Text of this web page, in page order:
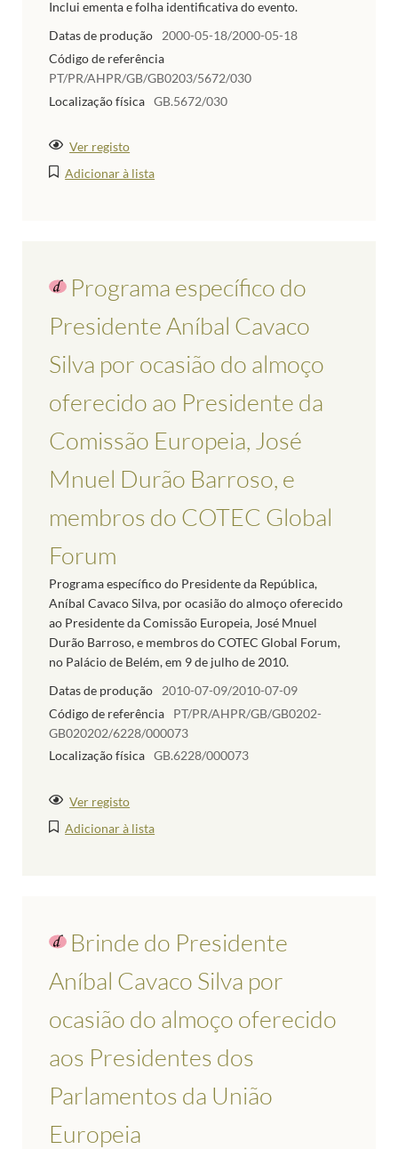
Inclui ementa e folha identificativa do evento.
Datas de produção
2000-05-18/2000-05-18
Código de referência
PT/PR/AHPR/GB/GB0203/5672/030
Localização física GB.5672/030
Ver registo
Adicionar à lista
Programa específico do
Presidente Aníbal Cavaco
Silva por ocasião do almoço
oferecido ao Presidente da
Comissão Europeia, José
Mnuel Durão Barroso, e
membros do COTEC Global
Forum
Programa específico do Presidente da República,
Aníbal Cavaco Silva, por ocasião do almoço oferecido
ao Presidente da Comissão Europeia, José Mnuel
Durão Barroso, e membros do COTEC Global Forum,
no Palácio de Belém, em 9 de julho de 2010.
Datas de produção
2010-07-09/2010-07-09
Código de referência
PT/PR/AHPR/GB/GB0202-
GB020202/6228/000073
Localização física GB.6228/000073
Ver registo
Adicionar à lista
Brinde do Presidente
Aníbal Cavaco Silva por
ocasião do almoço oferecido
aos Presidentes dos
Parlamentos da União
Europeia